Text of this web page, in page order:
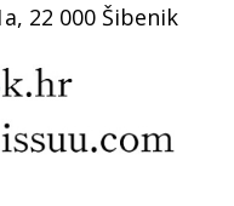
22 000 Šibenik